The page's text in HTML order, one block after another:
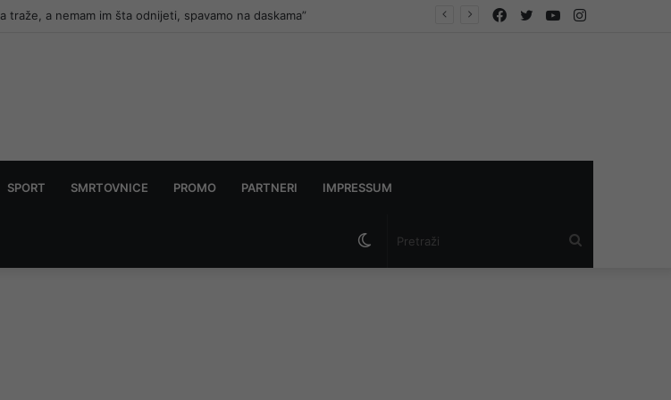
Instagram
YouTube
Twitter
Facebook
SPORT SMRTOVNICE PROMO PARTNERI IMPRESSUM
Switch